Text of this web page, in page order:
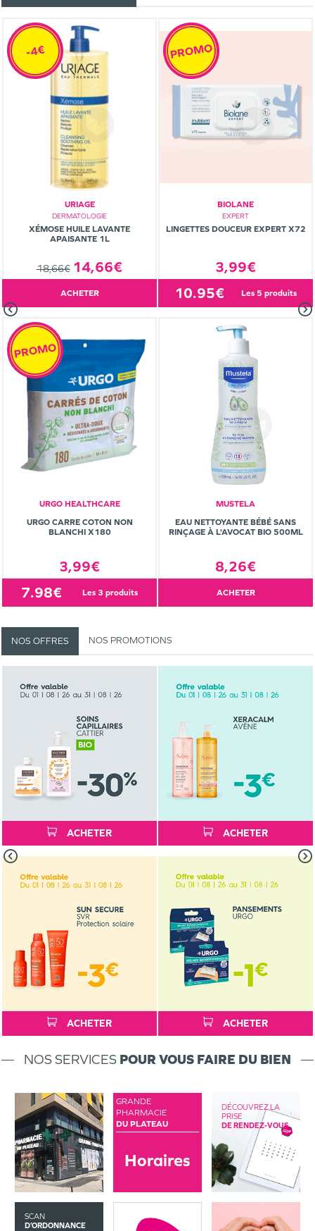
URIAGE
DERMATOLOGIE
XÉMOSE HUILE LAVANTE
APAISANTE 1L
18,66€ 14,66€
-4€
ACHETER
BIOLANE
EXPERT
LINGETTES DOUCEUR EXPERT X72
3,99€
PROMO
10.95€ les 5 produits
URGO HEALTHCARE
URGO CARRE COTON NON
BLANCHI X180
3,99€
PROMO
7.98€ les 3 produits
MUSTELA
EAU NETTOYANTE BÉBÉ SANS
RINÇAGE À L'AVOCAT BIO 500ML
8,26€
ACHETER
NOS OFFRES NOS PROMOTIONS
ACHETER ACHETER
ACHETER ACHETER
NOS SERVICES POUR VOUS FAIRE DU BIEN
GRANDE
PHARMACIE
DU PLATEAU
Horaires
DÉCOUVREZ LA
PRISE
DE RENDEZ-VOUS
SCAN
D’ORDONNANCE